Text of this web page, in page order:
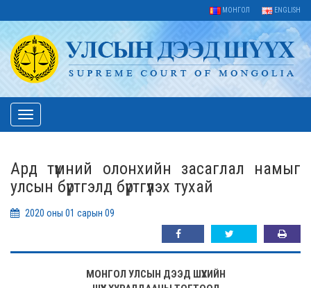
МОНГОЛ ENGLISH
Toggle
navigation
Ард түмний олонхийн засаглал намыг
улсын бүртгэлд бүртгүүлэх тухай
2020 оны 01 сарын 09
МОНГОЛ УЛСЫН ДЭЭД ШҮҮХИЙН